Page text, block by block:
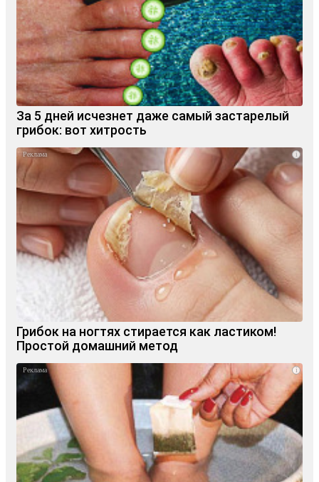
За 5 дней исчезнет даже самый застарелый
грибок: вот хитрость
i
Грибок на ногтях стирается как ластиком!
Простой домашний метод
i